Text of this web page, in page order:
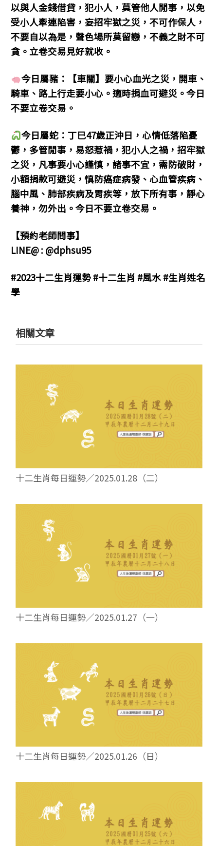
以與人金錢借貸，犯小人，莫管他人閒事，以免
受小人牽連陷害，妄招牢獄之災，不可作保人，
不要自以為是，聲色場所莫留戀，不義之財不可
貪。立卷交易見好就收。
今日屬豬：【車關】要小心血光之災，開車、
騎車、路上行走要小心。適時捐血可避災。今日
不要立卷交易。
今日屬蛇：丁巳47歲正沖日，心情低落陷憂
鬱，多管閒事，易怒惹禍，犯小人之禍，招牢獄
之災，凡事要小心謹慎，諸事不宜，需防破財，
小額捐款可避災，慎防癌症病發、心血管疾病、
腦中風、肺部疾病及胃疾等，放下所有事，靜心
養神，勿外出。今日不要立卷交易。
【預約老師問事】
LINE@ : @dphsu95
#2023十二生肖運勢 #十二生肖 #風水 #生肖姓名
學
相關文章
十二生肖每日運勢／2025.01.28（二）
十二生肖每日運勢／2025.01.27（一）
十二生肖每日運勢／2025.01.26（日）